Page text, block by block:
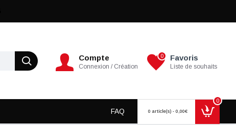
Compte
Connexion / Création
Favoris
Liste de souhaits
0
FAQ 0 article(s) - 0,00€
0